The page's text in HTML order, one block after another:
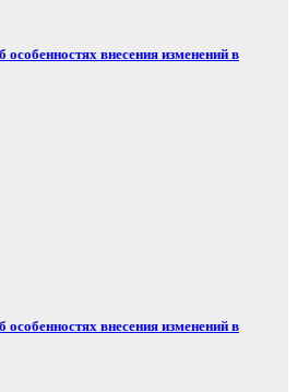
внесения изменений в
внесения изменений в